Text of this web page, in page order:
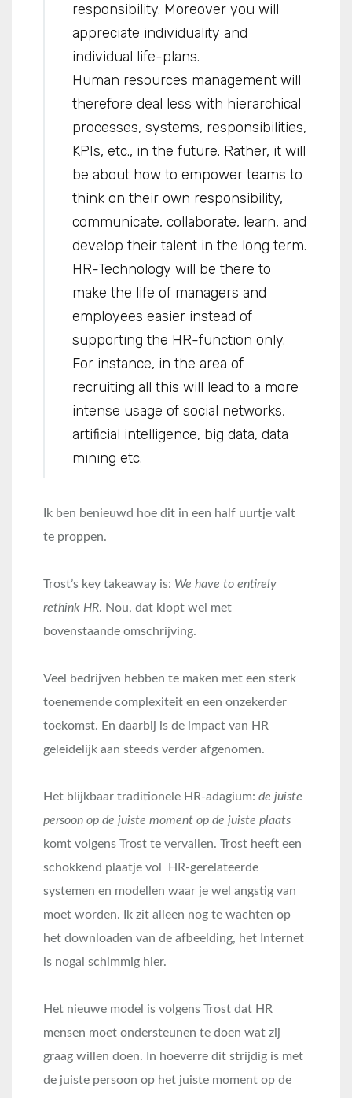
responsibility. Moreover you will
appreciate individuality and
individual life-plans.
Human resources management will
therefore deal less with hierarchical
processes, systems, responsibilities,
KPIs, etc., in the future. Rather, it will
be about how to empower teams to
think on their own responsibility,
communicate, collaborate, learn, and
develop their talent in the long term.
HR-Technology will be there to
make the life of managers and
employees easier instead of
supporting the HR-function only.
For instance, in the area of
recruiting all this will lead to a more
intense usage of social networks,
artificial intelligence, big data, data
mining etc.
Ik ben benieuwd hoe dit in een half uurtje valt
te proppen.
Trost’s key takeaway is: We have to entirely
rethink HR. Nou, dat klopt wel met
bovenstaande omschrijving.
Veel bedrijven hebben te maken met een sterk
toenemende complexiteit en een onzekerder
toekomst. En daarbij is de impact van HR
geleidelijk aan steeds verder afgenomen.
Het blijkbaar traditionele HR-adagium: de juiste
persoon op de juiste moment op de juiste plaats
komt volgens Trost te vervallen. Trost heeft een
schokkend plaatje vol HR-gerelateerde
systemen en modellen waar je wel angstig van
moet worden. Ik zit alleen nog te wachten op
het downloaden van de afbeelding, het Internet
is nogal schimmig hier.
Het nieuwe model is volgens Trost dat HR
mensen moet ondersteunen te doen wat zij
graag willen doen. In hoeverre dit strijdig is met
de juiste persoon op het juiste moment op de